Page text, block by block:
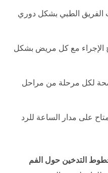
الفريق الطبي بشكل دوري
الإجراء مع كل مريض بشكل
لكل مرحلة من مراحل
على مدار الساعة للرد
التدخين حول الفم